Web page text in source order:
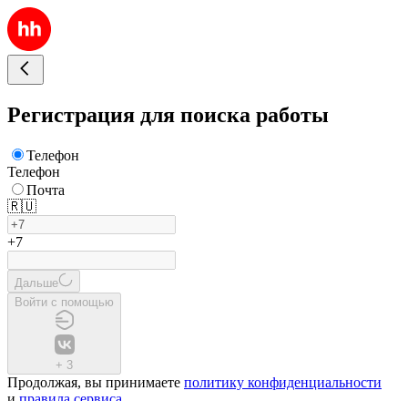
Регистрация для поиска работы
Телефон
Телефон
Почта
🇷🇺
+7
Дальше
Войти с помощью
+ 3
Продолжая, вы принимаете политику конфиденциальности